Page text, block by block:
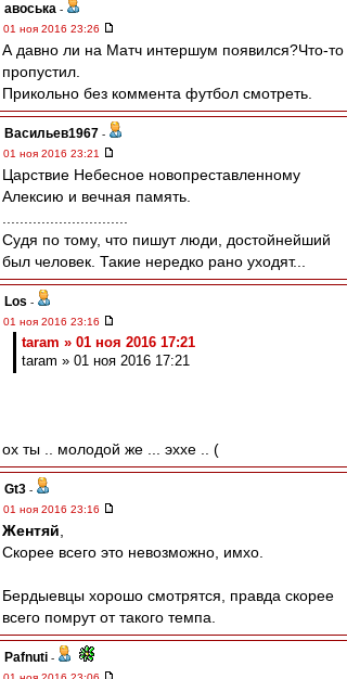
авоська -
01 ноя 2016 23:26
А давно ли на Матч интершум появился?Что-то
пропустил.
Прикольно без коммента футбол смотреть.
Васильев1967 -
01 ноя 2016 23:21
Царствие Небесное новопреставленному
Алексию и вечная память.
Судя по тому, что пишут люди, достойнейший
был человек. Такие нередко рано уходят...
Los -
01 ноя 2016 23:16
taram » 01 ноя 2016 17:21
taram » 01 ноя 2016 17:21
ох ты .. молодой же ... эххе .. (
Gt3 -
01 ноя 2016 23:16
Жентяй
Скорее всего это невозможно, имхо.
Бердыевцы хорошо смотрятся, правда скорее
всего помрут от такого темпа.
Pafnuti -